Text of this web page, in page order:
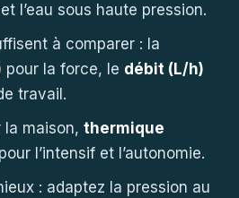
l’eau sous haute pression.
à comparer : la
pour la force, le débit (L/h)
travail.
la maison, thermique
pour l’intensif et l’autonomie.
: adaptez la pression au